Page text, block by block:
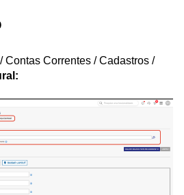
Contas Correntes / Cadastros /